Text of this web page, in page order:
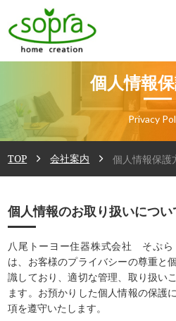
個人情報
Privacy
TOP 会社案内 個人情報保護
個人情報のお取り扱いについ
八尾トーヨー住器株式会社 そぷら
は、お客様のプライバシーの尊重と
識しており、適切な管理、取り扱い
ます。お預かりした個人情報の保護
項を遵守いたします。